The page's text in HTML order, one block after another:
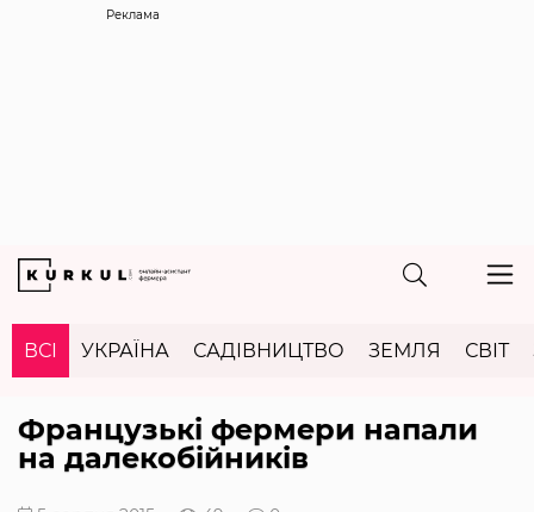
Реклама
ВСІ УКРАЇНА САДІВНИЦТВО ЗЕМЛЯ СВІТ
Французькі фермери напали
на далекобійників